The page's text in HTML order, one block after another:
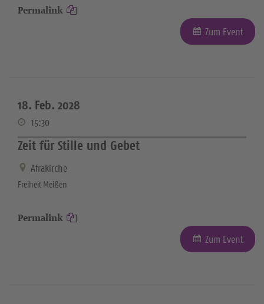
Permalink
Zum Event
18. Feb. 2028
15:30
Zeit für Stille und Gebet
Afrakirche
Freiheit Meißen
Permalink
Zum Event